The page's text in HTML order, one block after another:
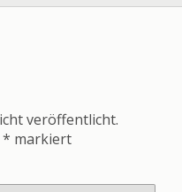
veröffentlicht.
* markiert